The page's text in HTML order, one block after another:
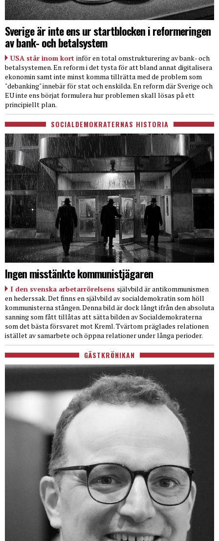
Sverige är inte ens ur startblocken i reformeringen
av bank- och betalsystem
USA står inom kort inför en total omstrukturering av bank- och
betalsystemen. En reform i det tysta för att bland annat digitalisera
ekonomin samt inte minst komma tillrätta med de problem som
"debanking" innebär för stat och enskilda. En reform där Sverige och
EU inte ens börjat formulera hur problemen skall lösas på ett
principiellt plan.
SOCIALDEMOKRATERNAS HISTORIA
Ingen misstänkte kommunistjägaren
I den svenska arbetarrörelsens självbild är antikommunismen
en hederssak. Det finns en självbild av socialdemokratin som höll
kommunisterna stången. Denna bild är dock långt ifrån den absoluta
sanning som fått tillåtas att sätta bilden av Socialdemokraterna
som det bästa försvaret mot Kreml. Tvärtom präglades relationen
istället av samarbete och öppna relationer under långa perioder.
GÄSTKRÖNIKAN